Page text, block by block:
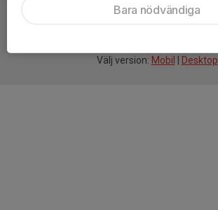
Välj version: Mobil Desktop
Bara nödvändiga